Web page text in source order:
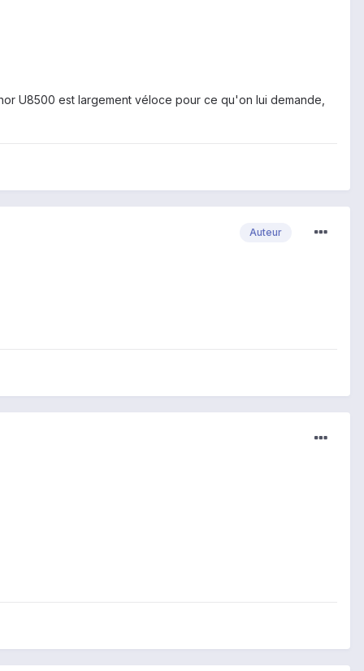
U8500 est largement véloce pour ce qu'on lui demande,
Auteur